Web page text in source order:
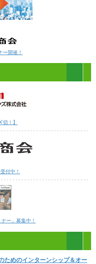
ー開催！
切！】
付中！
ナー」募集中！
ためのインターンシップ＆オー